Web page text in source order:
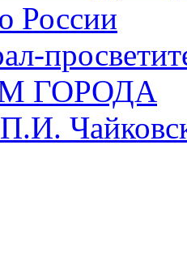
России
ГОРОДА